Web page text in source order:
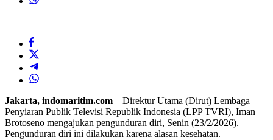
Jakarta, indomaritim.com – Direktur Utama (Dirut) Lembaga
Penyiaran Publik Televisi Republik Indonesia (LPP TVRI), Iman
Brotoseno mengajukan pengunduran diri, Senin (23/2/2026).
Pengunduran diri ini dilakukan karena alasan kesehatan.